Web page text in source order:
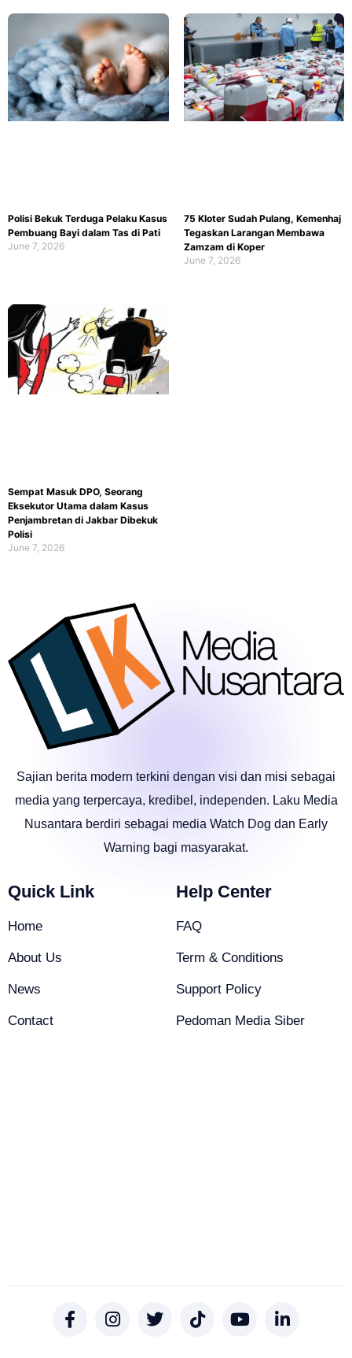
Polisi Bekuk Terduga Pelaku Kasus
Pembuang Bayi dalam Tas di Pati
June 7, 2026
75 Kloter Sudah Pulang, Kemenhaj
Tegaskan Larangan Membawa
Zamzam di Koper
June 7, 2026
Sempat Masuk DPO, Seorang
Eksekutor Utama dalam Kasus
Penjambretan di Jakbar Dibekuk
Polisi
June 7, 2026
Sajian berita modern terkini dengan visi dan misi sebagai
media yang terpercaya, kredibel, independen. Laku Media
Nusantara berdiri sebagai media Watch Dog dan Early
Warning bagi masyarakat.
Quick Link
Home
About Us
News
Contact
Help Center
FAQ
Term & Conditions
Support Policy
Pedoman Media Siber